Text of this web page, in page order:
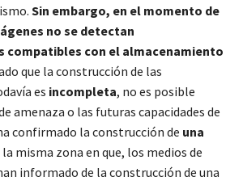
Sin embargo, en el momento de
no se detectan
compatibles con el almacenamiento
que la construcción de las
es incompleta, no es posible
amenaza o las futuras capacidades de
confirmado la construcción de una
misma zona en que, los medios de
informado de la construcción de una